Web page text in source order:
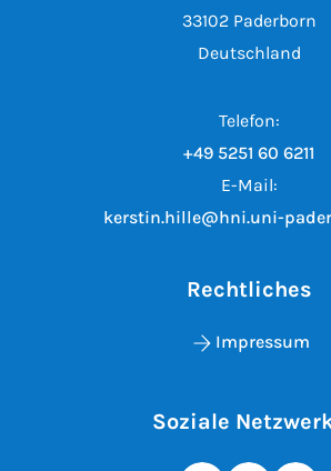
33102 Paderborn
Deutschland
Telefon:
+49 5251 60 6211
E-Mail:
kerstin.hille@hni.uni-
Rechtliches
Impressum
Soziale